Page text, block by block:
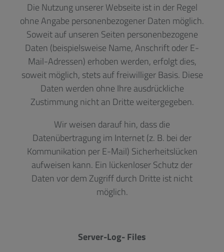
Die Nutzung unserer Webseite ist in der Regel
ohne Angabe personenbezogener Daten möglich.
Soweit auf unseren Seiten personenbezogene
Daten (beispielsweise Name, Anschrift oder E-
Mail-Adressen) erhoben werden, erfolgt dies,
soweit möglich, stets auf freiwilliger Basis. Diese
Daten werden ohne Ihre ausdrückliche
Zustimmung nicht an Dritte weitergegeben.
Wir weisen darauf hin, dass die
Datenübertragung im Internet (z. B. bei der
Kommunikation per E-Mail) Sicherheitslücken
aufweisen kann. Ein lückenloser Schutz der
Daten vor dem Zugriff durch Dritte ist nicht
möglich.
Server-Log- Files